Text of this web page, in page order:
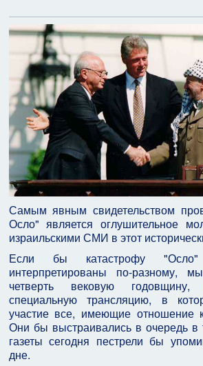
Самым явным свидетельством
Осло" является оглушительное
израильскими СМИ в этот
Если бы катастрофу
интерпретированы по-разному,
четверть вековую
специальную трансляцию, в
участие все, имеющие отношение
Они бы выстраивались в очередь в
газеты сегодня пестрели бы
дне.